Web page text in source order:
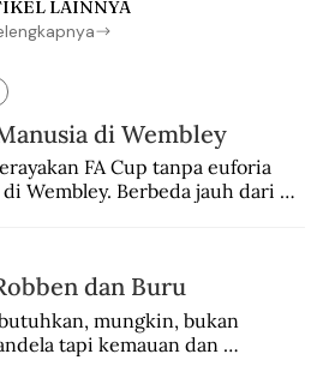
LAINNYA
di Wembley
FA Cup tanpa euforia
Wembley. Berbeda jauh dari
dan Buru
mungkin, bukan
tapi kemauan dan